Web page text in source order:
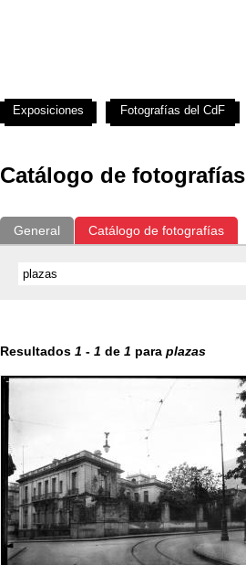
Catálogo de fotografías
General Catálogo de fotografías
Resultados 1 - 1 de 1 para plazas
Exposiciones Fotografías del CdF